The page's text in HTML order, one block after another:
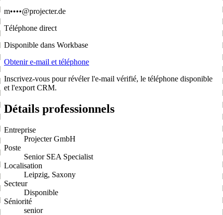
m••••@projecter.de
Téléphone direct
Disponible dans Workbase
Obtenir e-mail et téléphone
Inscrivez-vous pour révéler l'e-mail vérifié, le téléphone disponible
et l'export CRM.
Détails professionnels
Entreprise
Projecter GmbH
Poste
Senior SEA Specialist
Localisation
Leipzig, Saxony
Secteur
Disponible
Séniorité
senior